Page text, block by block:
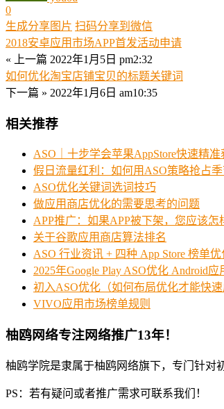
0
生成分享图片 扫码分享到微信
2018安卓应用市场APP首发活动申请
« 上一篇 2022年1月5日 pm2:32
如何优化淘宝店铺宝贝的标题关键词
下一篇 » 2022年1月6日 am10:35
相关推荐
ASO｜十步学会苹果AppStore快速精准
假日流量红利：如何用ASO策略抢占季
ASO优化关键词选词技巧
做应用商店优化的需要思考的问题
APP推广：如果APP被下架，您应该怎
关于谷歌应用商店算法排名
ASO 行业资讯 + 四种 App Store 榜单
2025年Google Play ASO优化 Android
初入ASO优化（如何布局优化才能快速
VIVO应用市场榜单规则
柚鸥网络专注网络推广13年！
柚鸥学院是隶属于柚鸥网络旗下，专门针对
PS：若有疑问或者推广需求可联系我们！